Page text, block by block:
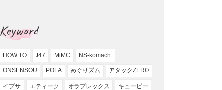
Keyword
HOW TO J47 MiMC NS-komachi
ONSENSOU POLA めぐりズム アタックZERO
イプサ エティーク オラプレックス キューピー